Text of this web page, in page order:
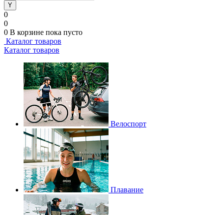
0
0
0 В корзине пока пусто
Каталог товаров
Каталог товаров
Велоспорт
Плавание